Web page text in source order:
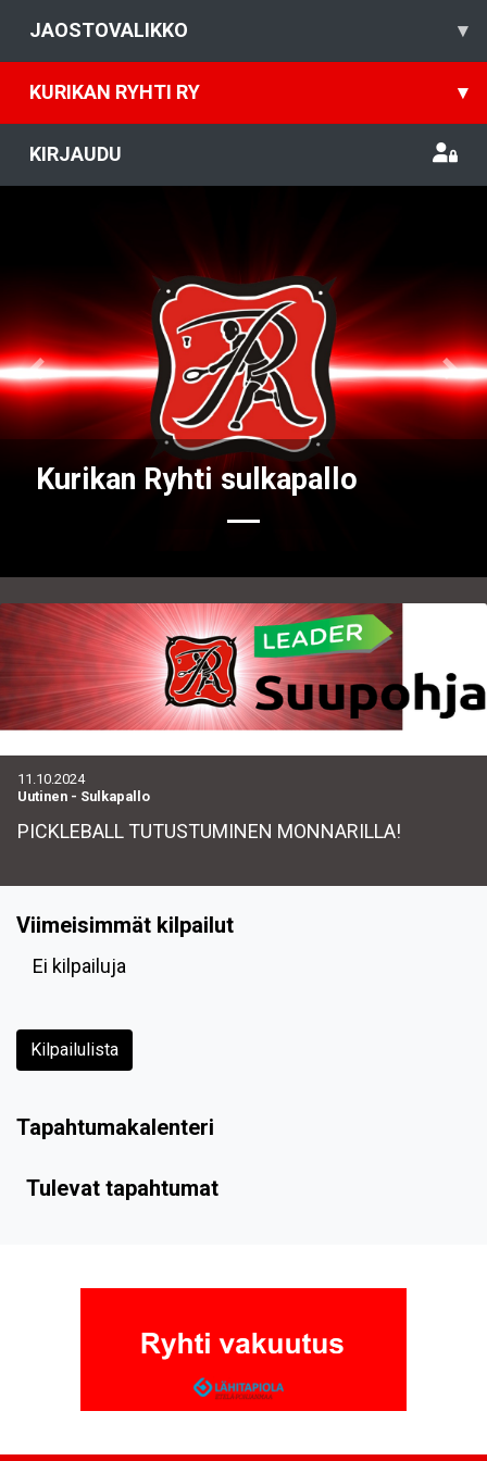
JAOSTOVALIKKO ▾
KURIKAN RYHTI RY ▾
KIRJAUDU
Kurikan Ryhti sulkapallo
Previous
11.10.2024
Uutinen - Sulkapallo
PICKLEBALL TUTUSTUMINEN MONNARILLA!
Viimeisimmät kilpailut
Ei kilpailuja
Kilpailulista
Tapahtumakalenteri
Tulevat tapahtumat